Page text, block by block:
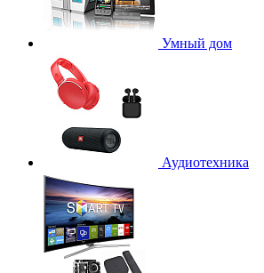
Умный дом
Аудиотехника